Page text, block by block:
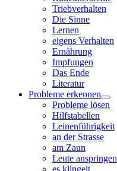
Triebverhalten
Die Sinne
Lernen
eigens Verhalten
Ernährung
Impfungen
Das Ende
Literatur
Probleme erkennen
Probleme lösen
Hilfstabellen
Leinenführigkeit
an der Strasse
am Zaun
Leute anspringen
es klingelt